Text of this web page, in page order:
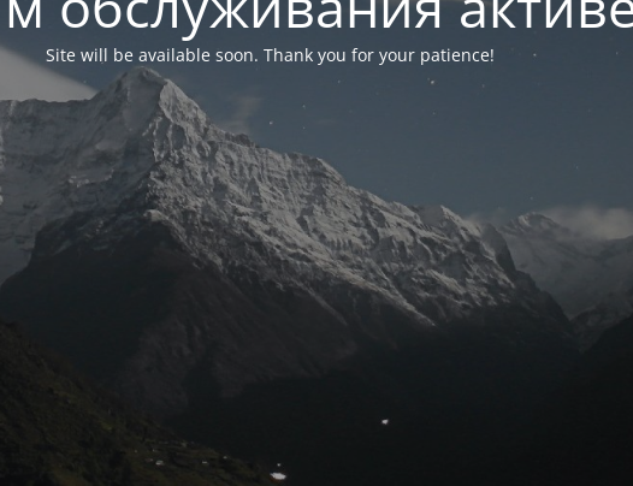
Site will be available soon. Thank you for your patience!